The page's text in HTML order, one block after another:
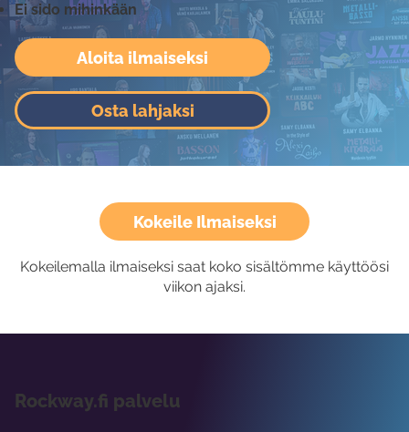
Aloita ilmaiseksi
Osta lahjaksi
Ei sido mihinkään
Kokeile Ilmaiseksi
Kokeilemalla ilmaiseksi saat koko sisältömme käyttöösi
viikon ajaksi.
Rockway.fi palvelu